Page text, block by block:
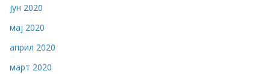
јун 2020
мај 2020
април 2020
март 2020